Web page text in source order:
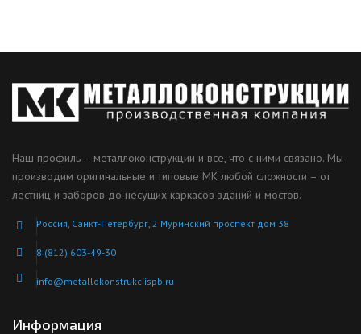
Наш профиль – металлоконструкции и все, что с ними связано. Мы
производим оригинальные и типовые МК любой сложности – от
лестниц и заборов до несущих каркасов зданий и мостов.
Россия, Санкт-Петербург, 2 Муринский проспект дом 38
8 (812) 603-49-30
info@metallokonstrukciispb.ru
Информация